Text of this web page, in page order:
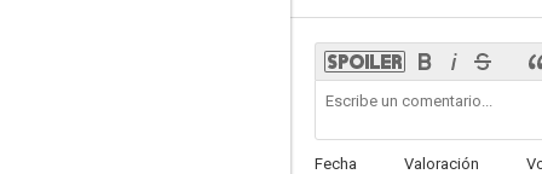
Fecha Valoración